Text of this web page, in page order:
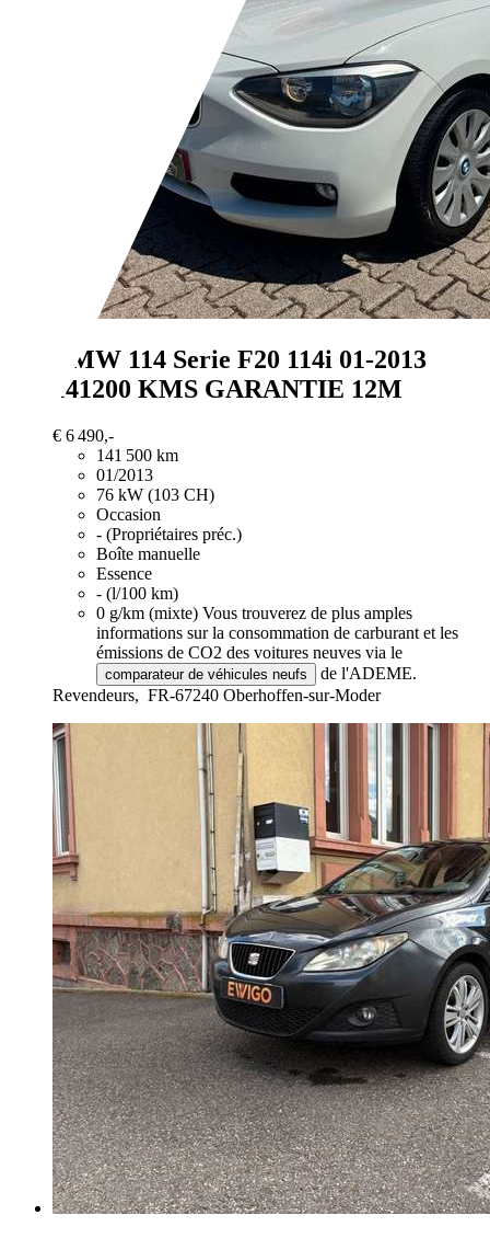
BMW 114 Serie F20 114i 01-2013
141200 KMS GARANTIE 12M
€ 6 490,-
141 500 km
01/2013
76 kW (103 CH)
Occasion
- (Propriétaires préc.)
Boîte manuelle
Essence
- (l/100 km)
0 g/km (mixte) Vous trouverez de plus amples
informations sur la consommation de carburant et les
émissions de CO2 des voitures neuves via le
comparateur de véhicules neufs
de l'ADEME.
Revendeurs, FR-67240 Oberhoffen-sur-Moder